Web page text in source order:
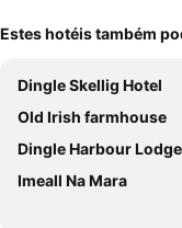
Estes hotéis também
Dingle Skellig Hotel
Old Irish farmhouse
Dingle Harbour Lodge
Imeall Na Mara